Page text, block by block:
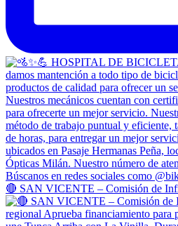
🔴 SAN VICENTE – Comisión de